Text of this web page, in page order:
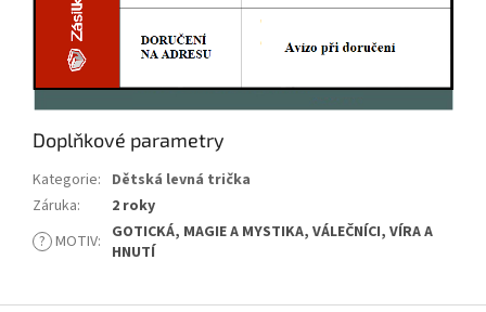
Doplňkové parametry
Kategorie: Dětská levná trička
Záruka:
2 roky
? MOTIV: GOTICKÁ, MAGIE A MYSTIKA, VÁLEČNÍCI, VÍRA A
HNUTÍ